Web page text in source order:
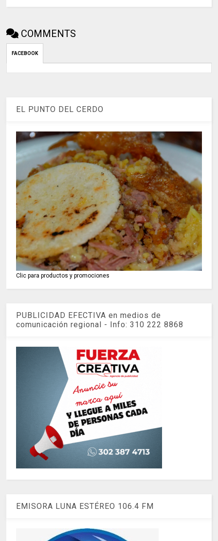
COMMENTS
FACEBOOK
EL PUNTO DEL CERDO
Clic para productos y promociones
PUBLICIDAD EFECTIVA en medios de
comunicación regional - Info: 310 222 8868
EMISORA LUNA ESTÉREO 106.4 FM